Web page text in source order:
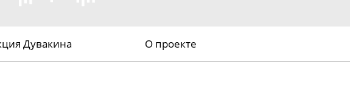
Дувакина О проекте